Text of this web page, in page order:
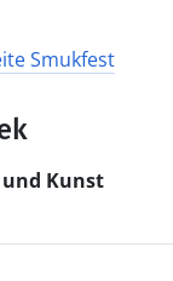
Smukfest
Kunst